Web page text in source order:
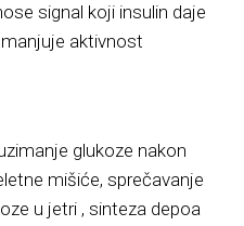
signal koji insulin daje
aktivnost
glukoze nakon
mišiće, sprečavanje
u jetri , sinteza depoa